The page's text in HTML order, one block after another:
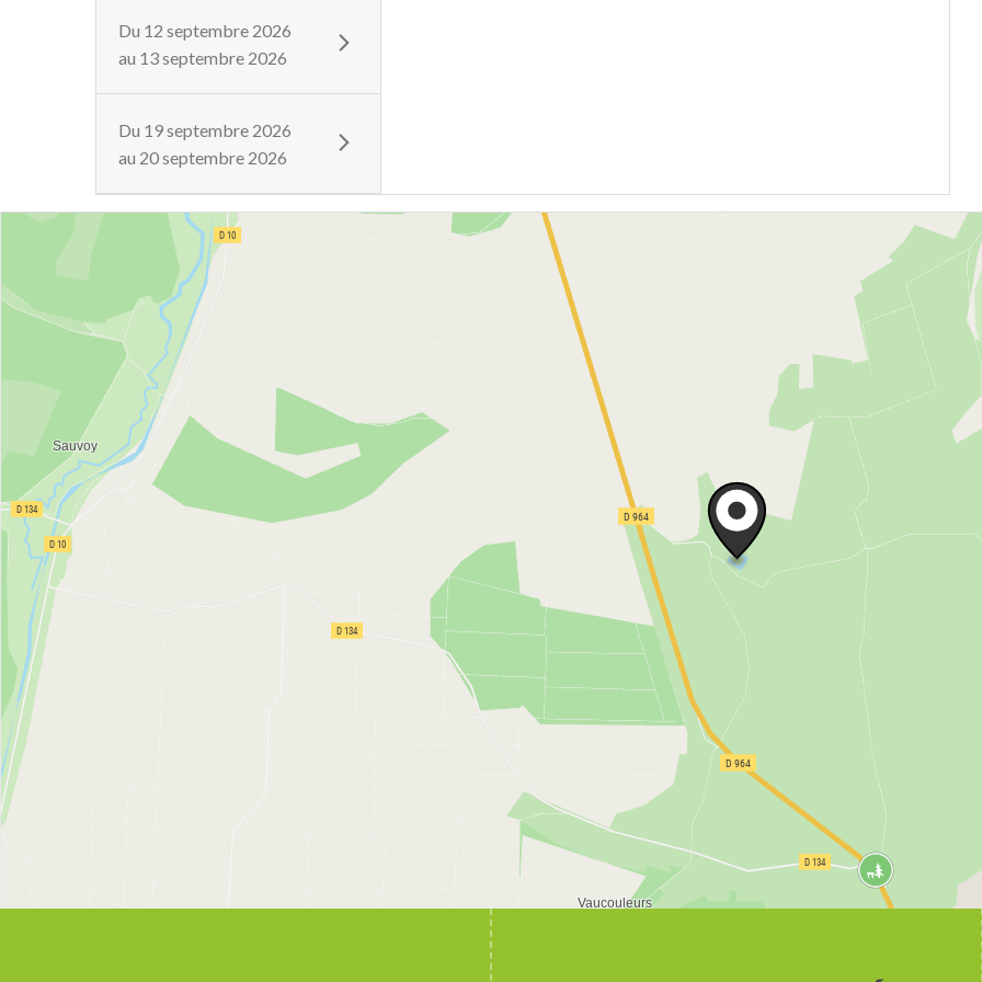
Du 12 septembre 2026
au 13 septembre 2026
Du 19 septembre 2026
au 20 septembre 2026